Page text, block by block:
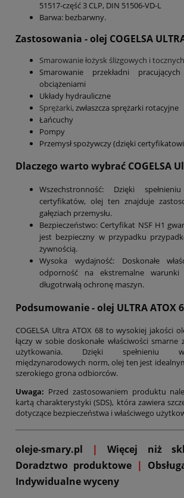
51517-część 3 CLP, DIN 51506-VD-L
Barwa: bezbarwny.
Zastosowania - olej COGELSA
Smarowanie łożysk ślizgowych i tocznych
Smarowanie przekładni
obciążeniami
Układy hydrauliczne
Sprężarki, zwłaszcza sprężarki rotacyjne
Łańcuchy
Pompy
Przemysł spożywczy (dzięki
Dlaczego warto wybrać COGELSA
Wszechstronność: Dzięki
certyfikatów, olej ten znajduje
gałęziach przemysłu.
Bezpieczeństwo: Certyfikat NSF H1
jest bezpieczny w przypadku
żywnością.
Wysoka wydajność: Doskonałe
odporność na ekstremalne warunki
długotrwałą ochronę maszyn.
Podsumowanie - olej ULTRA ATOX
COGELSA Ultra ATOX 68 to wysokiej jakości
łączy w sobie doskonałe właściwości smarne
użytkowania. Dzięki spełnieniu
międzynarodowych norm, olej ten jest
szerokiego grona odbiorców.
Uwaga: Przed zastosowaniem produktu
kartą charakterystyki (SDS), która zawiera
dotyczące bezpieczeństwa i właściwego
oleje-smary.pl | Więcej niż
Doradztwo produktowe |
Indywidualne wyceny